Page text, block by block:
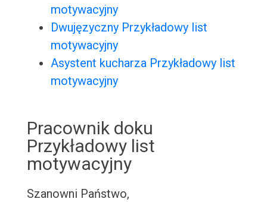
motywacyjny
Dwujęzyczny Przykładowy list
motywacyjny
Asystent kucharza Przykładowy list
motywacyjny
Pracownik doku
Przykładowy list
motywacyjny
Szanowni Państwo,